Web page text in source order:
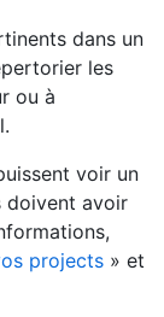
dans un
les
ou à
voir un
doivent avoir
projects » et